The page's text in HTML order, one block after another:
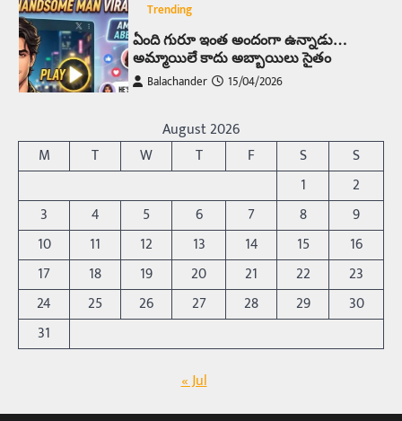
4
Trending
ఏంది గురూ ఇంత అందంగా ఉన్నాడు…
అమ్మాయిలే కాదు అబ్బాయిలు సైతం
Balachander 15/04/2026
బోమ్మ అని పిలుస్తాం. స్పెయిన్‌ అమ్మాయిలు చాలా
అందంగా ఉంటారనే నానుడి…
5
రోడ్డుపై ఏరులై పారిన బీర్లు… ఘాటుతో
మండుతున్న నోర్లు
Balachander 15/04/2026
ఉత్తర ప్రదేశ్‌లోని ఝాన్సీ జిల్లాలో ఒక వింతైన రోడ్డు
ప్రమాదం చోటుచేసుకుంది. ఝాన్సీ–కాన్పూర్ జాతీయ
రహదారిపై వేల సంఖ్యలో బీరు…
Trending
అక్కడ ఆదివారం బట్టలు ఉతికితే…జైలుకే
August 2026
M
T W T F S
S
1
2
3
4 5 6 7 8
9
10
11 12 13 14 15
16
17
18 19 20 21 22
23
24
25 26 27 28 29
30
31
« Jul